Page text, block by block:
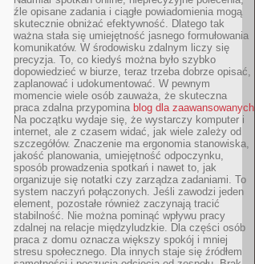
źle opisane zadania i ciągłe powiadomienia mogą
skutecznie obniżać efektywność. Dlatego tak
ważna stała się umiejętność jasnego formułowania
komunikatów. W środowisku zdalnym liczy się
precyzja. To, co kiedyś można było szybko
dopowiedzieć w biurze, teraz trzeba dobrze opisać,
zaplanować i udokumentować. W pewnym
momencie wiele osób zauważa, że skuteczna
praca zdalna przypomina blog dla zaawansowanych
Na początku wydaje się, że wystarczy komputer i
internet, ale z czasem widać, jak wiele zależy od
szczegółów. Znaczenie ma ergonomia stanowiska,
jakość planowania, umiejętność odpoczynku,
sposób prowadzenia spotkań i nawet to, jak
organizuje się notatki czy zarządza zadaniami. To
system naczyń połączonych. Jeśli zawodzi jeden
element, pozostałe również zaczynają tracić
stabilność. Nie można pominąć wpływu pracy
zdalnej na relacje międzyludzkie. Dla części osób
praca z domu oznacza większy spokój i mniej
stresu społecznego. Dla innych staje się źródłem